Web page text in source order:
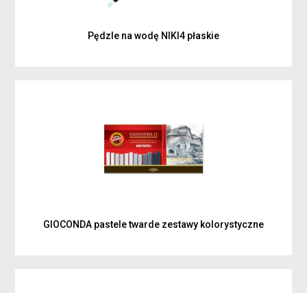
Pędzle na wodę NIKI4 płaskie
GIOCONDA pastele twarde zestawy kolorystyczne